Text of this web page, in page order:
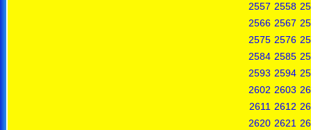
2557 2558
2566 2567
2575 2576
2584 2585
2593 2594
2602 2603
2611 2612
2620 2621